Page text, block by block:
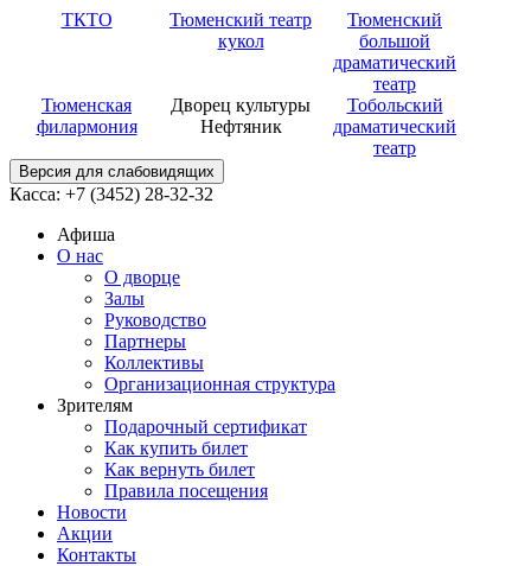
ТКТО
Тюменский театр
кукол
Тюменский
большой
драматический
театр
Тюменская
филармония
Дворец культуры
Нефтяник
Тобольский
драматический
театр
Версия для слабовидящих
Касса: +7 (3452) 28-32-32
Афиша
О нас
О дворце
Залы
Руководство
Партнеры
Коллективы
Организационная структура
Зрителям
Подарочный сертификат
Как купить билет
Как вернуть билет
Правила посещения
Новости
Акции
Контакты